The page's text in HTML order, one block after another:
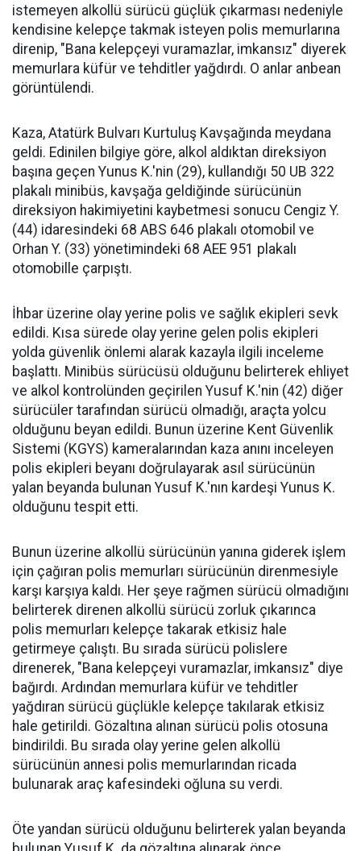
istemeyen alkollü sürücü güçlük çıkarması nedeniyle
kendisine kelepçe takmak isteyen polis memurlarına
direnip, "Bana kelepçeyi vuramazlar, imkansız" diyerek
memurlara küfür ve tehditler yağdırdı. O anlar anbean
görüntülendi.
Kaza, Atatürk Bulvarı Kurtuluş Kavşağında meydana
geldi. Edinilen bilgiye göre, alkol aldıktan direksiyon
başına geçen Yunus K.'nin (29), kullandığı 50 UB 322
plakalı minibüs, kavşağa geldiğinde sürücünün
direksiyon hakimiyetini kaybetmesi sonucu Cengiz Y.
(44) idaresindeki 68 ABS 646 plakalı otomobil ve
Orhan Y. (33) yönetimindeki 68 AEE 951 plakalı
otomobille çarpıştı.
İhbar üzerine olay yerine polis ve sağlık ekipleri sevk
edildi. Kısa sürede olay yerine gelen polis ekipleri
yolda güvenlik önlemi alarak kazayla ilgili inceleme
başlattı. Minibüs sürücüsü olduğunu belirterek ehliyet
ve alkol kontrolünden geçirilen Yusuf K.'nin (42) diğer
sürücüler tarafından sürücü olmadığı, araçta yolcu
olduğunu beyan edildi. Bunun üzerine Kent Güvenlik
Sistemi (KGYS) kameralarından kaza anını inceleyen
polis ekipleri beyanı doğrulayarak asıl sürücünün
yalan beyanda bulunan Yusuf K.'nın kardeşi Yunus K.
olduğunu tespit etti.
Bunun üzerine alkollü sürücünün yanına giderek işlem
için çağıran polis memurları sürücünün direnmesiyle
karşı karşıya kaldı. Her şeye rağmen sürücü olmadığını
belirterek direnen alkollü sürücü zorluk çıkarınca
polis memurları kelepçe takarak etkisiz hale
getirmeye çalıştı. Bu sırada sürücü polislere
direnerek, "Bana kelepçeyi vuramazlar, imkansız" diye
bağırdı. Ardından memurlara küfür ve tehditler
yağdıran sürücü güçlükle kelepçe takılarak etkisiz
hale getirildi. Gözaltına alınan sürücü polis otosuna
bindirildi. Bu sırada olay yerine gelen alkollü
sürücünün annesi polis memurlarından ricada
bulunarak araç kafesindeki oğluna su verdi.
Öte yandan sürücü olduğunu belirterek yalan beyanda